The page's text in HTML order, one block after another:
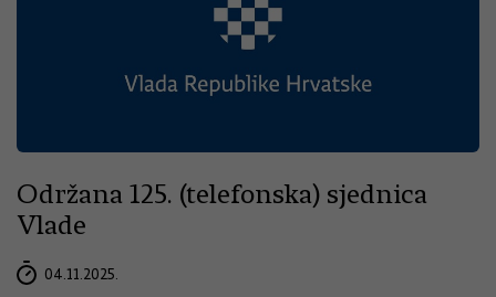
Održana 125. (telefonska) sjednica
Vlade
04.11.2025.